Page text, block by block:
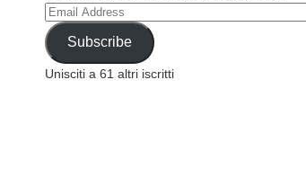
Email
Address
Subscribe
Unisciti a 61 altri iscritti